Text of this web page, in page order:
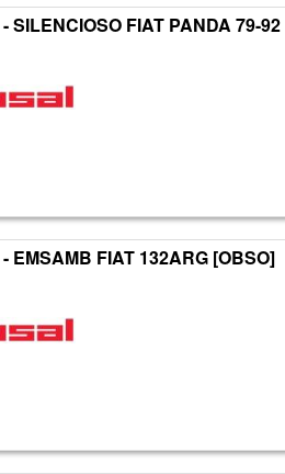
SILENCIOSO FIAT PANDA 79-92
EMSAMB FIAT 132ARG [OBSO]